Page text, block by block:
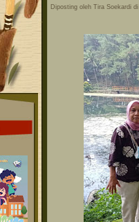
Diposting oleh Tira Soekardi di